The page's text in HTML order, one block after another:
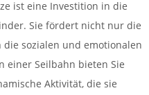
ist eine Investition in die
Sie fördert nicht nur die
sozialen und emotionalen
einer Seilbahn bieten Sie
Aktivität, die sie